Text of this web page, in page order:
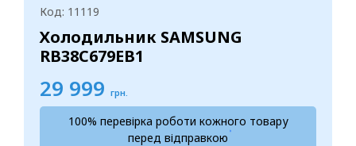
Код: 11119
Холодильник SAMSUNG
RB38C679EB1
29 999 грн.
100% перевірка роботи кожного товару
перед відправкою